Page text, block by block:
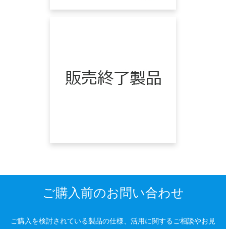
ご購入前のお問い合わせ
ご購入を検討されている製品の仕様、活用に関するご相談やお見